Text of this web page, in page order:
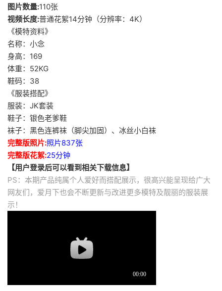
图片数量:110张
视频长度:普通花絮14分钟（分辨率：4K）
《模特资料》
名称：小念
身高：169
体重：52KG
鞋码：38
《服装搭配》
服装：JK套装
鞋子：银色老爹鞋
袜子：黑色连裤袜（脚尖加固）、冰丝小白袜
完整版照片:照片837张
完整版花絮:25分钟
【用户登录后可以看到相关下载信息】
PS：本期产品纯属个人爱好而搭配展示，很高兴能呈现给广大
网友们，爱月下也会不断更新与改进更多模特及靓丽的服装展
示！